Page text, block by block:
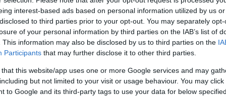
interest-based ads based on personal information utilized by us
to third parties prior to your opt-out. You may separately
of your personal information by third parties on the IAB’s list of
This information may also be disclosed by us to third parties on the
Participants that may further disclose it to other third parties.
that this website/app uses one or more Google services and may
but not limited to your visit or usage behaviour. You may
to Google and its third-party tags to use your data for below
της παράταξης «σπιράλ» Θάνου Δούρου,
Ψωμά. Οι ερωτήσεις επικεντρώθηκαν στην πορεία των
στον κανονισμό λειτουργίας της μαρίνας.
Διονύσης Πλέσσας ανέφερε πως ήδη από το
προβλητών με ίδιους πόρους του Δήμου, ενώ έως
προβλήτες, μαζί με νέο αγκυροβόλιο που θα
υπάρχουν ήδη.